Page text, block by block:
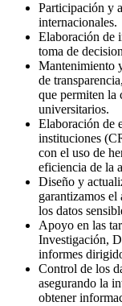
Participación y
internacionales.
Elaboración de
toma de
Mantenimiento
de
que permiten la
universitarios.
Elaboración de
instituciones
con el uso de
eficiencia de la
Diseño y
garantizamos
los datos
Apoyo en las
Investigación,
informes
Control de los
asegurando la
obtener